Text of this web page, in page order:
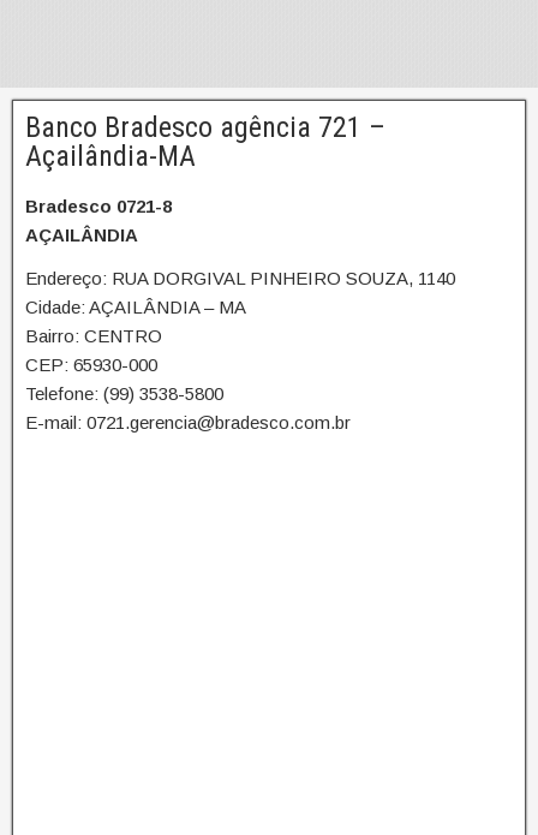
Banco Bradesco agência 721 –
Açailândia-MA
Bradesco 0721-8
AÇAILÂNDIA
Endereço: RUA DORGIVAL PINHEIRO SOUZA, 1140
Cidade: AÇAILÂNDIA – MA
Bairro: CENTRO
CEP: 65930-000
Telefone: (99) 3538-5800
E-mail: 0721.gerencia@bradesco.com.br